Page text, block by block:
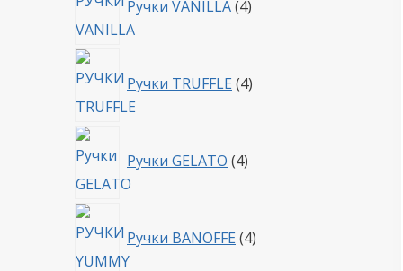
Ручки VANILLA 4товара
Ручки TRUFFLE 4товара
Ручки GELATO 4товара
Ручки BANOFFE 4товара